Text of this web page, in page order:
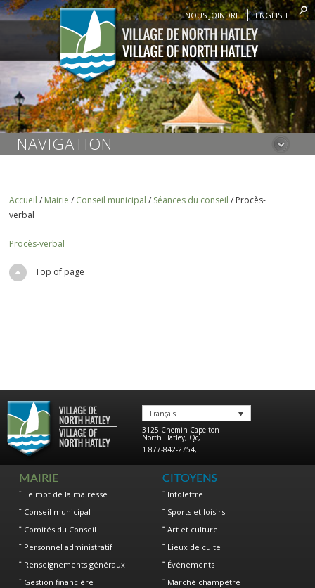
NOUS JOINDRE ENGLISH
NAVIGATION
Accueil / Mairie / Conseil municipal / Séances du conseil / Procès-
verbal
Procès-verbal
Top of page
Français
3125 Chemin Capelton
North Hatley, Qc,
1 877-842-2754,
MAIRIE
Le mot de la mairesse
Conseil municipal
Comités du Conseil
Personnel administratif
Renseignements généraux
Gestion financière
CITOYENS
Infolettre
Sports et loisirs
Art et culture
Lieux de culte
Événements
Marché champêtre